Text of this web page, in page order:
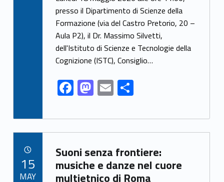
e
b
o
o
k
to
d
o
n
ai
l
ar
e
presso il Dipartimento di Scienze della
Formazione (via del Castro Pretorio, 20 –
Aula P2), il Dr. Massimo Silvetti,
dell'Istituto di Scienze e Tecnologie della
Cognizione (ISTC), Consiglio…
F
ac
e
b
o
o
M
as
to
d
o
n
E
m
ai
l
S
ar
e
Link identifier archive #link-archive-17839
Suoni senza frontiere:
musiche e danze nel cuore
multietnico di Roma
15
MAY